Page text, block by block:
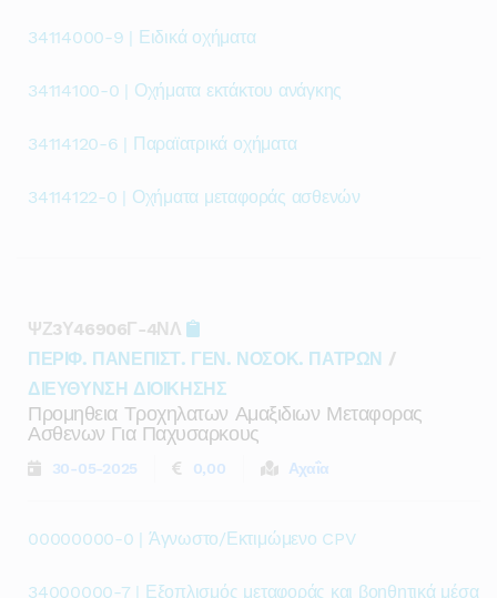
34114000-9 | Ειδικά οχήματα
34114100-0 | Οχήματα εκτάκτου ανάγκης
34114120-6 | Παραϊατρικά οχήματα
34114122-0 | Οχήματα μεταφοράς ασθενών
ΨΖ3Υ46906Γ-4ΝΛ
ΠΕΡΙΦ. ΠΑΝΕΠΙΣΤ. ΓΕΝ. ΝΟΣΟΚ. ΠΑΤΡΩΝ /
ΔΙΕΥΘΥΝΣΗ ΔΙΟΙΚΗΣΗΣ
Προμηθεια Τροχηλατων Αμαξιδιων Μεταφορας
Ασθενων Για Παχυσαρκους
30-05-2025 0,00 Αχαΐα
00000000-0 | Άγνωστο/Εκτιμώμενο CPV
34000000-7 | Εξοπλισμός μεταφοράς και βοηθητικά μέσα